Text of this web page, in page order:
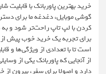
خرید بهترین پاوربانک با قابلیت
گوشی موبایل، دغدغه ما برای
کردن با لپ تاپ راحت‌تر شود و
برای تجربه یک خرید خوب پیش از
است تا با تعدادی از ویژگی‌ها و
از آنجایی که پاوربانک یکی از
دارد و اصولا برای سفر، بیرون از